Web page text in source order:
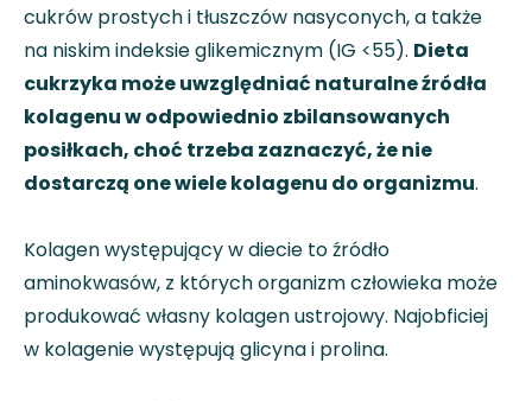
cukrów prostych i tłuszczów nasyconych, a także
na niskim indeksie glikemicznym (IG <55). Dieta
cukrzyka może uwzględniać naturalne źródła
kolagenu w odpowiednio zbilansowanych
posiłkach, choć trzeba zaznaczyć, że nie
dostarczą one wiele kolagenu do organizmu.
Kolagen występujący w diecie to źródło
aminokwasów, z których organizm człowieka może
produkować własny kolagen ustrojowy. Najobficiej
w kolagenie występują glicyna i prolina.